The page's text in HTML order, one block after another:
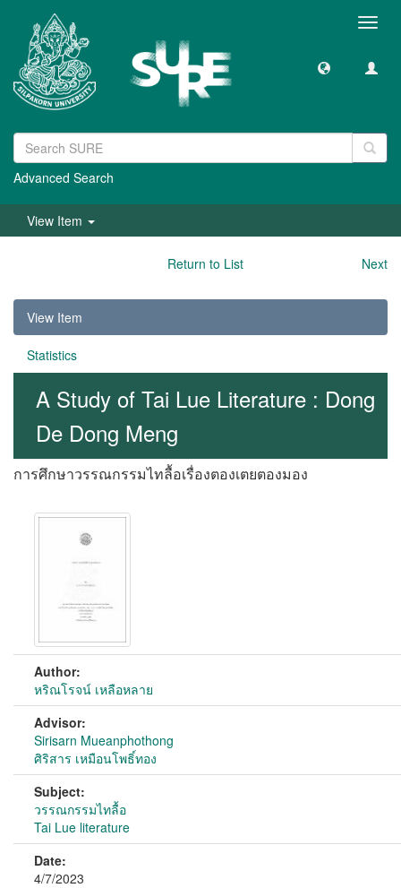
Advanced Search
View Item
Return to List Next
View Item
Statistics
A Study of Tai Lue Literature : Dong
De Dong Meng
การศึกษาวรรณกรรมไทลื้อเรื่องตองเตยตองมอง
Author:
หริณโรจน์ เหลือหลาย
Advisor:
Sirisarn Mueanphothong
ศิริสาร เหมือนโพธิ์ทอง
Subject:
วรรณกรรมไทลื้อ
Tai Lue literature
Date:
4/7/2023